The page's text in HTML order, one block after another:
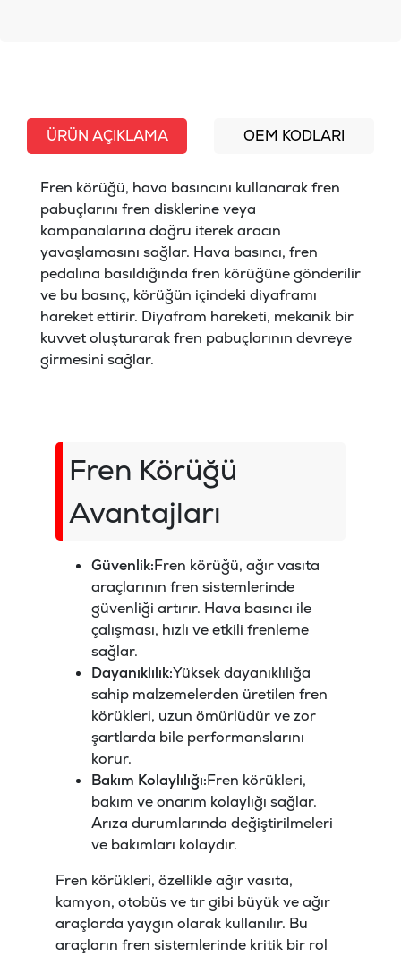
ÜRÜN AÇIKLAMA OEM KODLARI
Fren körüğü, hava basıncını kullanarak fren
pabuçlarını fren disklerine veya
kampanalarına doğru iterek aracın
yavaşlamasını sağlar. Hava basıncı, fren
pedalına basıldığında fren körüğüne gönderilir
ve bu basınç, körüğün içindeki diyaframı
hareket ettirir. Diyafram hareketi, mekanik bir
kuvvet oluşturarak fren pabuçlarının devreye
girmesini sağlar.
Fren Körüğü
Avantajları
Güvenlik:Fren körüğü, ağır vasıta
araçlarının fren sistemlerinde
güvenliği artırır. Hava basıncı ile
çalışması, hızlı ve etkili frenleme
sağlar.
Dayanıklılık:Yüksek dayanıklılığa
sahip malzemelerden üretilen fren
körükleri, uzun ömürlüdür ve zor
şartlarda bile performanslarını
korur.
Bakım Kolaylılığı:Fren körükleri,
bakım ve onarım kolaylığı sağlar.
Arıza durumlarında değiştirilmeleri
ve bakımları kolaydır.
Fren körükleri, özellikle ağır vasıta,
kamyon, otobüs ve tır gibi büyük ve ağır
araçlarda yaygın olarak kullanılır. Bu
araçların fren sistemlerinde kritik bir rol